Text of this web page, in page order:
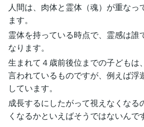
人間は、肉体と霊体（魂）が重なっ
ます。
霊体を持っている時点で、霊感は誰
なります。
生まれて４歳前後位までの子どもは
言われているものですが、例えば浮
しています。
成長するにしたがって視えなくなる
くなるかといえばそうではないんで